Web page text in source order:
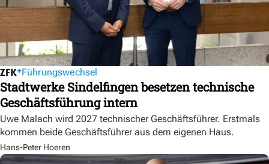
Führungswechsel
Stadtwerke Sindelfingen besetzen technische
Geschäftsführung intern
Uwe Malach wird 2027 technischer Geschäftsführer. Erstmals
kommen beide Geschäftsführer aus dem eigenen Haus.
Hans-Peter Hoeren